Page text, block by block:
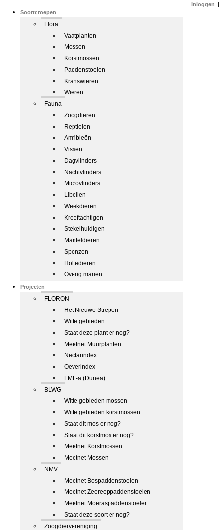
Soortgroepen
Flora
Vaatplanten
Mossen
Korstmossen
Paddenstoelen
Kranswieren
Wieren
Fauna
Zoogdieren
Reptielen
Amfibieën
Vissen
Dagvlinders
Nachtvlinders
Microvlinders
Libellen
Weekdieren
Kreeftachtigen
Stekelhuidigen
Manteldieren
Sponzen
Holtedieren
Overig marien
Projecten
FLORON
Het Nieuwe Strepen
Witte gebieden
Staat deze plant er nog?
Meetnet Muurplanten
Nectarindex
Oeverindex
LMF-a (Dunea)
BLWG
Witte gebieden mossen
Witte gebieden korstmossen
Staat dit mos er nog?
Staat dit korstmos er nog?
Meetnet Korstmossen
Meetnet Mossen
NMV
Meetnet Bospaddenstoelen
Meetnet Zeereeppaddenstoelen
Meetnet Moeraspaddenstoelen
Staat deze soort er nog?
Zoogdiervereniging
Inloggen |